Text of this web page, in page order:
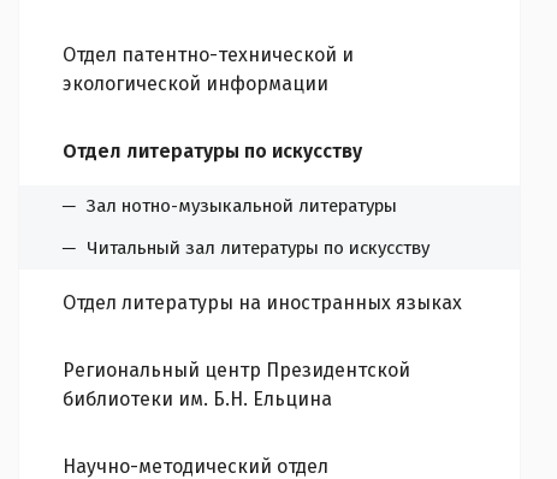
Отдел патентно-технической и
экологической информации
Отдел литературы по искусству
Зал нотно-музыкальной литературы
Читальный зал литературы по искусству
Отдел литературы на иностранных языках
Региональный центр Президентской
библиотеки им. Б.Н. Ельцина
Научно-методический отдел